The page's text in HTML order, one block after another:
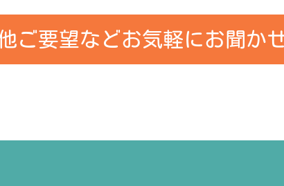
他ご要望などお気軽にお